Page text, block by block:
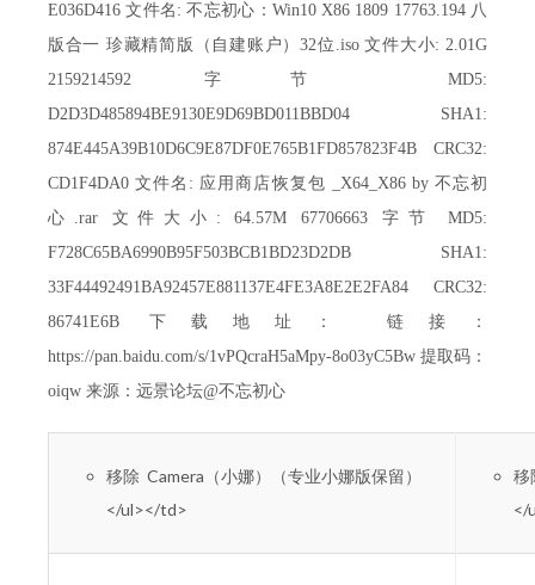
E036D416 文件名: 不忘初心：Win10 X86 1809 17763.194 八
版合一 珍藏精简版（自建账户）32位.iso 文件大小: 2.01G
2159214592 字节 MD5:
D2D3D485894BE9130E9D69BD011BBD04 SHA1:
874E445A39B10D6C9E87DF0E765B1FD857823F4B CRC32:
CD1F4DA0 文件名: 应用商店恢复包 _X64_X86 by 不忘初
心.rar 文件大小: 64.57M 67706663 字节 MD5:
F728C65BA6990B95F503BCB1BD23D2DB SHA1:
33F44492491BA92457E881137E4FE3A8E2E2FA84 CRC32:
86741E6B 下载地址： 链接：
https://pan.baidu.com/s/1vPQcraH5aMpy-8o03yC5Bw 提取码：
oiqw 来源：远景论坛@不忘初心
移除 Camera（小娜）（专业小娜版保留）
</ul></td>
移
</